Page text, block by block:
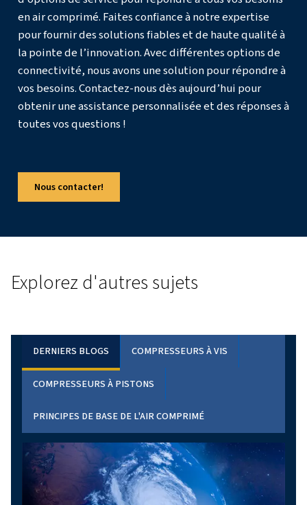
DÉCOUVREZ NOTRE PRODUIT PHARE ICI
intéressés
En résumé
Les filtres sont essentiels pour maintenir l'efficacité et